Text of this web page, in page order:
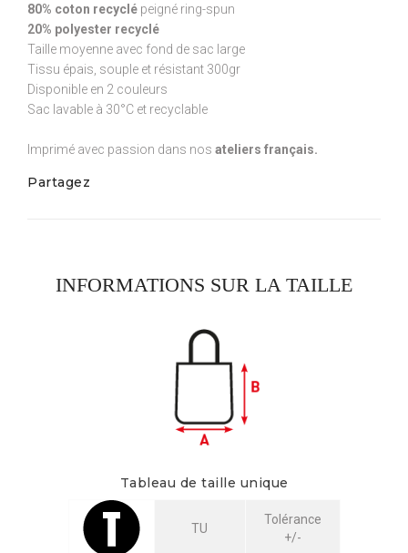
80% coton recyclé peigné ring-spun
20% polyester recyclé
Taille moyenne avec fond de sac large
Tissu épais, souple et résistant 300gr
Disponible en 2 couleurs
Sac lavable à 30°C et recyclable
Imprimé avec passion dans nos ateliers français.
Partagez
INFORMATIONS SUR LA TAILLE
Tableau de taille unique
TU
Tolérance
+/-